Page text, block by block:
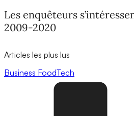
Les enquêteurs
2009-2020
Articles les plus lus
Business FoodTech